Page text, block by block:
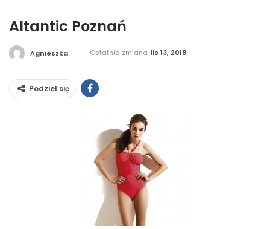
Altantic Poznań
Agnieszka Ostatnia zmiana lis 13, 2018
Podziel się